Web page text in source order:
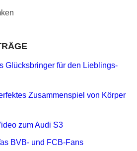
Glücksbringer für den Lieblings-
Zusammenspiel von Körper
zum Audi S3
BVB- und FCB-Fans